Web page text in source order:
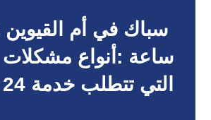
ساعة :أنواع مشكلات
التي تتطلب خدمة 24 ساعة